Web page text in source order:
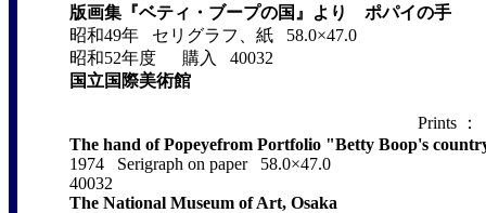
版画集『ベティ・ブープの国』より ポパイの手
昭和49年 セリグラフ、紙 58.0×47.0
昭和52年度 購入 40032
国立国際美術館
Prints
The hand of Popeyefrom Portfolio "Betty Boop's
1974 Serigraph on paper 58.0×47.0
40032
The National Museum of Art, Osaka